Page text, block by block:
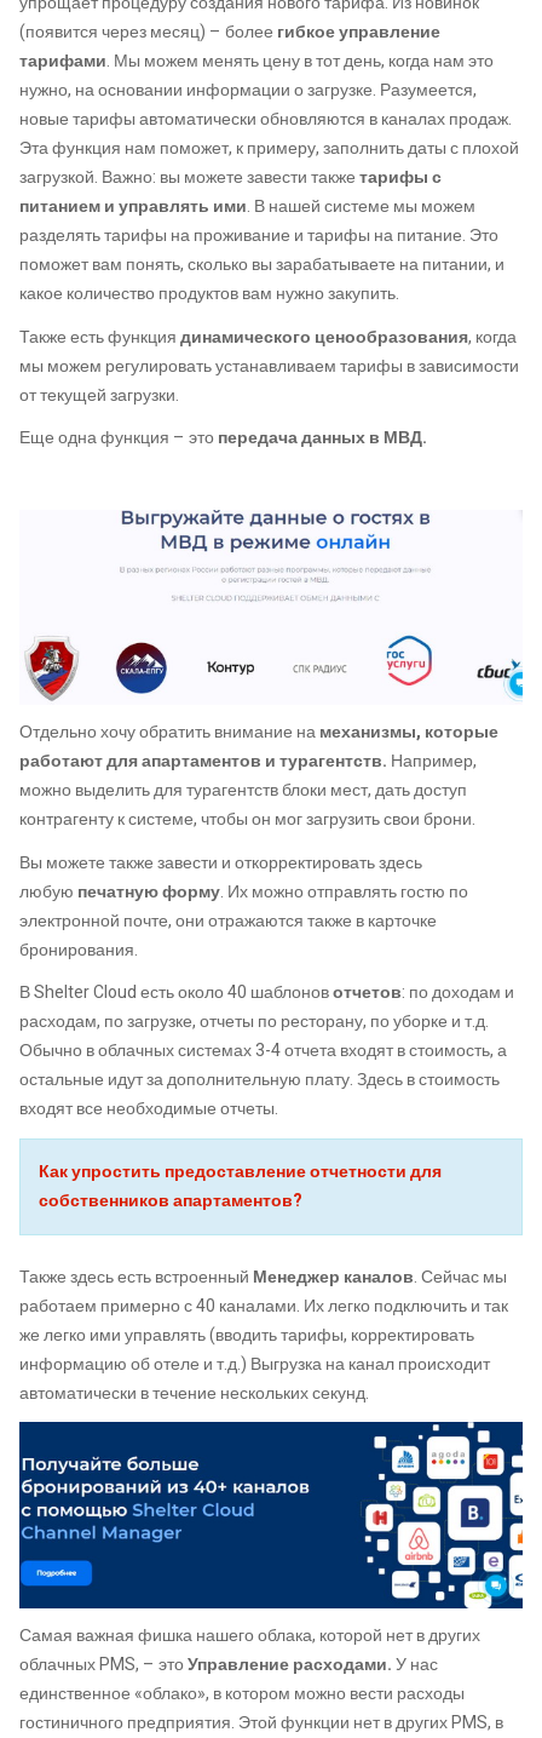
(появится через месяц) – более гибкое управление
тарифами. Мы можем менять цену в тот день, когда нам это
нужно, на основании информации о загрузке. Разумеется,
новые тарифы автоматически обновляются в каналах продаж.
Эта функция нам поможет, к примеру, заполнить даты с плохой
загрузкой. Важно: вы можете завести такжетарифы с
питанием и управлять ими. В нашей системе мы можем
разделять тарифы на проживание и тарифы на питание. Это
поможет вам понять, сколько вы зарабатываете на питании, и
какое количество продуктов вам нужно закупить.
Также есть функциядинамического ценообразования, когда
мы можем регулировать устанавливаем тарифы в зависимости
от текущей загрузки.
Еще одна функция – этопередача данных в МВД.
Отдельно хочу обратить внимание намеханизмы, которые
работают для апартаментов и турагентств. Например,
можно выделить для турагентств блоки мест, дать доступ
контрагенту к системе, чтобы он мог загрузить свои брони.
Вы можете также завести и откорректировать здесь
любую печатную форму. Их можно отправлять гостю по
электронной почте, они отражаются также в карточке
бронирования.
В Shelter Cloud есть около 40 шаблоновотчетов: по доходам и
расходам, по загрузке, отчеты по ресторану, по уборке и т.д.
Обычно в облачных системах 3-4 отчета входят в стоимость, а
остальные идут за дополнительную плату. Здесь в стоимость
входят все необходимые отчеты.
Как упростить предоставление отчетности для
собственников апартаментов?
Также здесь есть встроенный Менеджер каналов. Сейчас мы
работаем примерно с 40 каналами. Их легко подключить и так
же легко ими управлять (вводить тарифы, корректировать
информацию об отеле и т.д.) Выгрузка на канал происходит
автоматически в течение нескольких секунд.
Самая важная фишка нашего облака, которой нет в других
облачных PMS, – этоУправление расходами.У нас
единственное «облако», в котором можно вести расходы
гостиничного предприятия. Этой функции нет в других PMS, в